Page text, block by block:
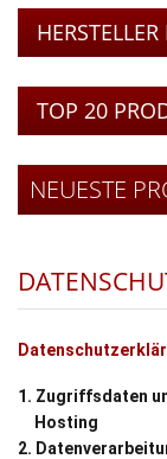
HERSTELLER
TOP 20
NEUESTE
1. Zugriffsdaten
Hosting
2.